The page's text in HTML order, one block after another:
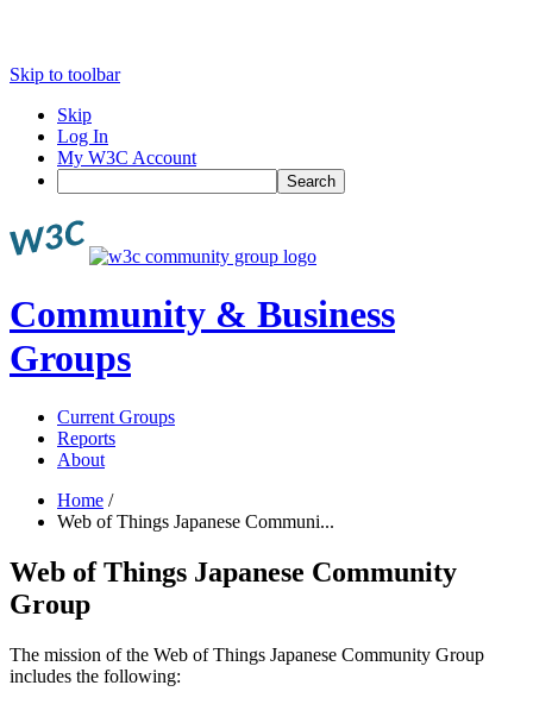
Skip to toolbar
Skip
Log In
My W3C Account
Search
Community & Business
Groups
Current Groups
Reports
About
Home /
Web of Things Japanese Communi...
Web of Things Japanese Community
Group
The mission of the Web of Things Japanese Community Group
includes the following: